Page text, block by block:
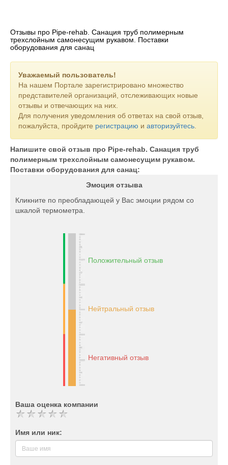
Отзывы про Pipe-rehab. Санация труб полимерным
трехслойным самонесущим рукавом. Поставки
оборудования для санац
Уважаемый пользователь!
На нашем Портале зарегистрировано множество
представителей организаций, отслеживающих новые
отзывы и отвечающих на них.
Для получения уведомления об ответах на свой отзыв,
пожалуйста, пройдите регистрацию и авторизуйтесь
Напишите свой отзыв про Pipe-rehab. Санация труб
полимерным трехслойным самонесущим рукавом.
Поставки оборудования для санац:
Эмоция отзыва
Кликните по преобладающей у Вас эмоции рядом со
шкалой термометра.
Положительный отзыв
Нейтральный отзыв
Негативный отзыв
Ваша оценка компании
Имя или ник: